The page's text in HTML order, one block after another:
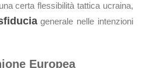
certa flessibilità tattica ucraina,
generale nelle intenzioni
Europea